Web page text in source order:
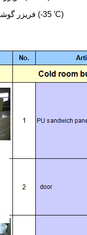
6) فریزر گوشت ، ماهی بلاست (-35 ′C)